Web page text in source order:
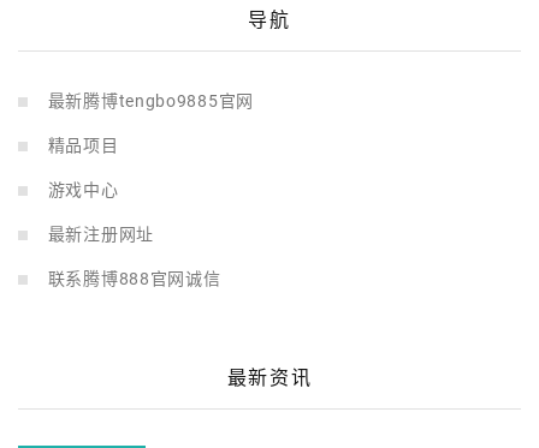
导航
最新腾博tengbo9885官网
精品项目
游戏中心
最新注册网址
联系腾博888官网诚信
最新资讯